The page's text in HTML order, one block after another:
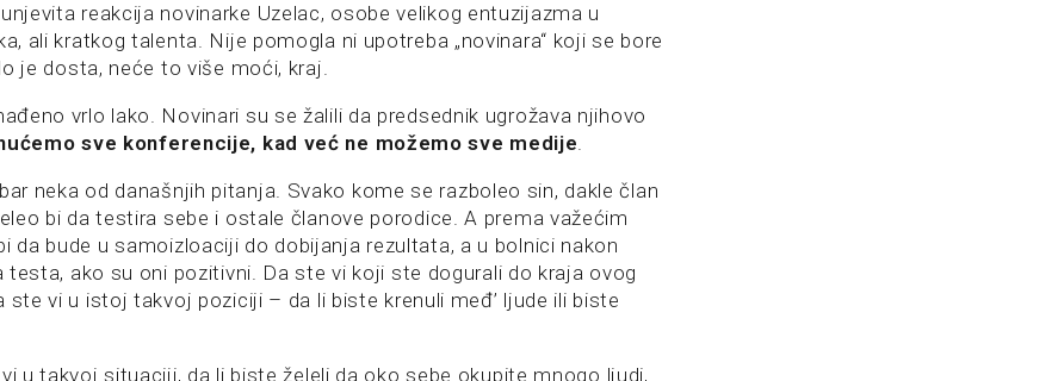
reakcija novinarke Uzelac, osobe velikog entuzijazma u
ali kratkog talenta. Nije pomogla ni upotreba „novinara“ koji se bore
je dosta, neće to više moći, kraj.
vrlo lako. Novinari su se žalili da predsednik ugrožava njihovo
sve konferencije, kad već ne možemo sve medije.
neka od današnjih pitanja. Svako kome se razboleo sin, dakle član
bi da testira sebe i ostale članove porodice. A prema važećim
da bude u samoizloaciji do dobijanja rezultata, a u bolnici nakon
testa, ako su oni pozitivni. Da ste vi koji ste dogurali do kraja ovog
ste vi u istoj takvoj poziciji – da li biste krenuli međ’ ljude ili biste
u takvoj situaciji, da li biste želeli da oko sebe okupite mnogo ljudi,